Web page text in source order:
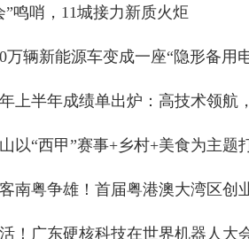
”鸣哨，11城接力新质火炬
万辆新能源车变成一座“隐形备用
上半年成绩单出炉：高技术领航
以“西甲”赛事+乡村+美食为主题
南粤争雄！首届粤港澳大湾区创
！广东硬核科技在世界机器人大